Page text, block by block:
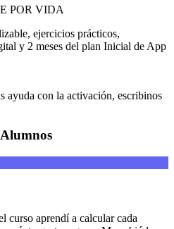
POR VIDA
ejercicios prácticos,
y 2 meses del plan Inicial de App
ayuda con la activación, escribinos
curso aprendí a calcular cada